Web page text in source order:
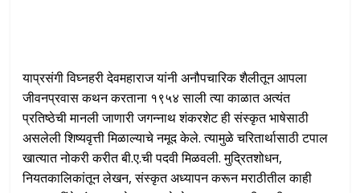
याप्रसंगी विघ्नहरी देवमहाराज यांनी अनौपचारिक शैलीतून आपला
जीवनप्रवास कथन करताना १९५४ साली त्या काळात अत्यंत
प्रतिष्ठेची मानली जाणारी जगन्नाथ शंकरशेट ही संस्कृत भाषेसाठी
असलेली शिष्यवृत्ती मिळाल्याचे नमूद केले. त्यामुळे चरितार्थासाठी टपाल
खात्यात नोकरी करीत बी.ए.ची पदवी मिळवली. मुद्रितशोधन,
नियतकालिकांतून लेखन, संस्कृत अध्यापन करून मराठीतील काही